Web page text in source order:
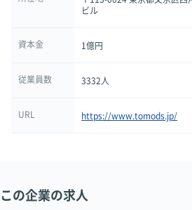
ビル
資本金 1億円
従業員数 3332人
URL https://www.tomods.jp/
この企業の求人